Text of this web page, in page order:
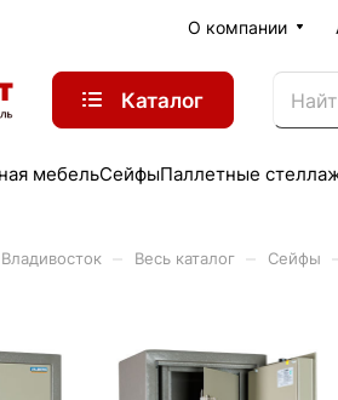
О компании
Каталог
мебельСейфыПаллетные
Весь каталог Сейфы